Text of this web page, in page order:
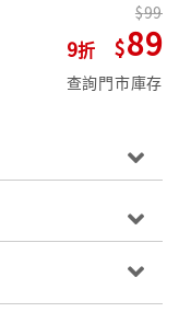
9
99
89
查詢門市庫存